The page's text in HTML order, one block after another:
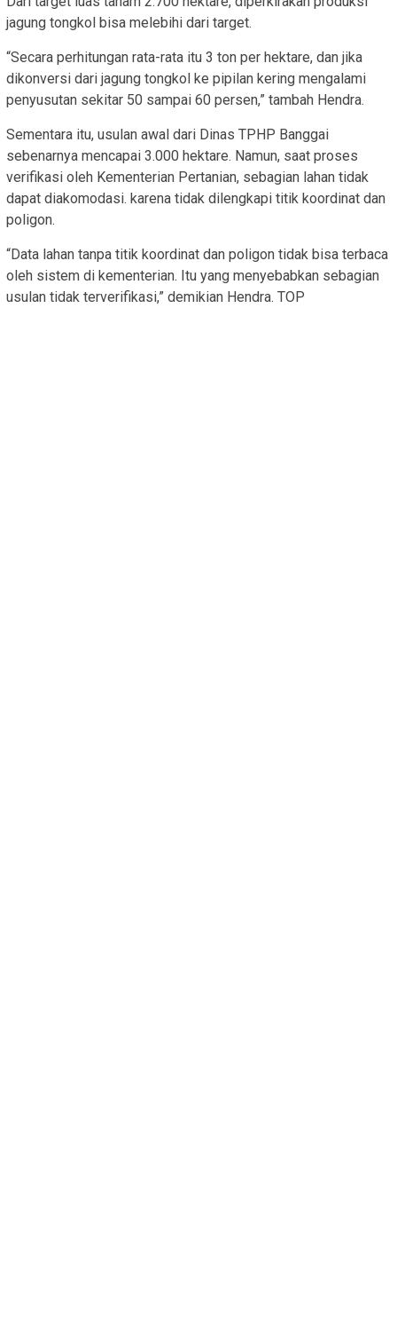
jagung tongkol bisa melebihi dari target.
“Secara perhitungan rata-rata itu 3 ton per hektare, dan jika
dikonversi dari jagung tongkol ke pipilan kering mengalami
penyusutan sekitar 50 sampai 60 persen,” tambah Hendra.
Sementara itu, usulan awal dari Dinas TPHP Banggai
sebenarnya mencapai 3.000 hektare. Namun, saat proses
verifikasi oleh Kementerian Pertanian, sebagian lahan tidak
dapat diakomodasi. karena tidak dilengkapi titik koordinat dan
poligon.
“Data lahan tanpa titik koordinat dan poligon tidak bisa terbaca
oleh sistem di kementerian. Itu yang menyebabkan sebagian
usulan tidak terverifikasi,” demikian Hendra. TOP